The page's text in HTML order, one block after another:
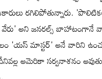
రగిలిపోతున్నారు.
అని జనరల్స్ బాహాటంగానే
'యస్ మాస్టర్' అనే వారిని
అమెరికా సర్వనాశనం